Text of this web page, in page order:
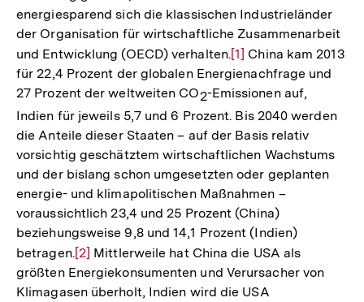
energiesparend sich die klassischen Industrieländer
der Organisation für wirtschaftliche Zusammenarbeit
und Entwicklung (OECD) verhalten.Zur
Auflösung
der
Fußnote
[1] China kam 2013
für 22,4 Prozent der globalen Energienachfrage und
27 Prozent der weltweiten CO2-Emissionen auf,
Indien für jeweils 5,7 und 6 Prozent. Bis 2040 werden
die Anteile dieser Staaten – auf der Basis relativ
vorsichtig geschätztem wirtschaftlichen Wachstums
und der bislang schon umgesetzten oder geplanten
energie- und klimapolitischen Maßnahmen –
voraussichtlich 23,4 und 25 Prozent (China)
beziehungsweise 9,8 und 14,1 Prozent (Indien)
betragen.Zur
Auflösung
der
[2] Mittlerweile hat China die USA als
größten Energiekonsumenten und Verursacher von
Klimagasen überholt, Indien wird die USA